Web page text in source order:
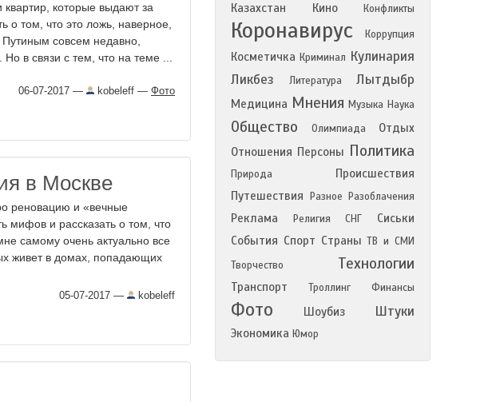
которые выдают за
о том, что это ложь, наверное,
совсем недавно,
в связи с тем, что на теме ...
06-07-2017 — kobeleff — Фото
в Москве
реновацию и «вечные
мифов и рассказать о том, что
самому очень актуально все
живет в домах, попадающих
05-07-2017 — kobeleff
Казахстан Кино Конфликты
Коронавирус Коррупция
Косметичка Криминал Кулинария
Ликбез
Литература Лытдыбр
Медицина Мнения Музыка Наука
Общество Олимпиада
Отдых
Отношения Персоны Политика
Природа
Происшествия
Путешествия
Разное Разоблачения
Реклама Религия СНГ
Сиськи
События Спорт Страны ТВ и СМИ
Творчество
Технологии
Транспорт Троллинг Финансы
Фото Шоубиз Штуки
Экономика Юмор